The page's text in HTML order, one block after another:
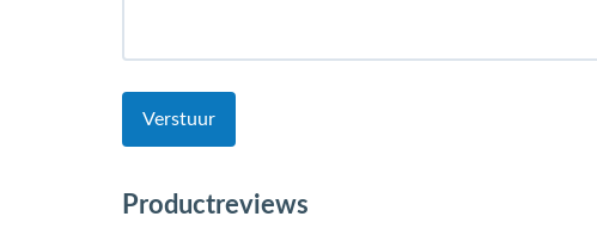
Verstuur
Productreviews